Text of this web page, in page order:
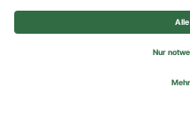
© 2026 REWE